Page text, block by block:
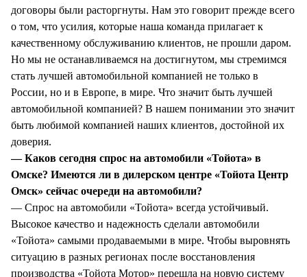
договоры были расторгнуты. Нам это говорит прежде всего
о том, что усилия, которые наша команда прилагает к
качественному обслуживанию клиентов, не прошли даром.
Но мы не останавливаемся на достигнутом, мы стремимся
стать лучшей автомобильной компанией не только в
России, но и в Европе, в мире. Что значит быть лучшей
автомобильной компанией? В нашем понимании это значит
быть любимой компанией наших клиентов, достойной их
доверия.
— Каков сегодня спрос на автомобили «Тойота» в
Омске? Имеются ли в дилерском центре «Тойота Центр
Омск» сейчас очереди на автомобили?
— Спрос на автомобили «Тойота» всегда устойчивый.
Высокое качество и надежность сделали автомобили
«Тойота» самыми продаваемыми в мире. Чтобы выровнять
ситуацию в разных регионах после восстановления
производства «Тойота Мотор» перешла на новую систему